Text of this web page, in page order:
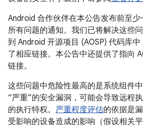
Android 合作伙伴在本公告发布前至
所有问题的通知。我们已将解决这些
到 Android 开源项目 (AOSP) 代码库
了相应链接。本公告中还提供了指向
链接。
这些问题中危险性最高的是系统组件
“严重”的安全漏洞，可能会导致远程
的执行特权。 严重程度评估的依据是
受影响的设备造成的影响（假设相关